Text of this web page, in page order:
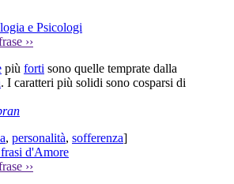
e Psicologi
››
più forti sono quelle temprate dalla
. I caratteri più solidi sono cosparsi di
, personalità, sofferenza]
d'Amore
››